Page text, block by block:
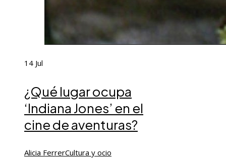
14 Jul
¿Qué lugar ocupa
‘Indiana Jones’ en el
cine de aventuras?
Alicia FerrerCultura y ocio